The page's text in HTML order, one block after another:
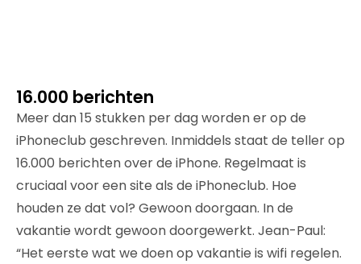
16.000 berichten
Meer dan 15 stukken per dag worden er op de
iPhoneclub geschreven. Inmiddels staat de teller op
16.000 berichten over de iPhone. Regelmaat is
cruciaal voor een site als de iPhoneclub. Hoe
houden ze dat vol? Gewoon doorgaan. In de
vakantie wordt gewoon doorgewerkt. Jean-Paul:
“Het eerste wat we doen op vakantie is wifi regelen.